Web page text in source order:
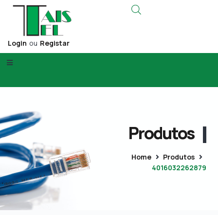
Login ou Registar
Produtos
Home
Produtos
4016032262879